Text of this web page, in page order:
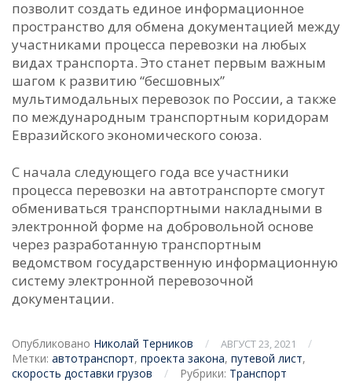
позволит создать единое информационное
пространство для обмена документацией между
участниками процесса перевозки на любых
видах транспорта. Это станет первым важным
шагом к развитию “бесшовных”
мультимодальных перевозок по России, а также
по международным транспортным коридорам
Евразийского экономического союза.
С начала следующего года все участники
процесса перевозки на автотранспорте смогут
обмениваться транспортными накладными в
электронной форме на добровольной основе
через разработанную транспортным
ведомством государственную информационную
систему электронной перевозочной
документации.
Опубликовано Николай Терников / АВГУСТ 23, 2021
/
Метки: автотранспорт, проекта закона, путевой лист,
скорость доставки грузов
/ Рубрики: Транспорт